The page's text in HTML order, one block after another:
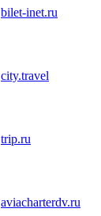
bilet-inet.ru
city.travel
trip.ru
aviacharterdv.ru